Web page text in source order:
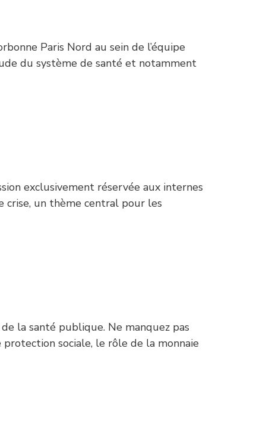
Paris Nord au sein de l’équipe
du système de santé et notamment
exclusivement réservée aux internes
crise, un thème central pour les
la santé publique. Ne manquez pas
sociale, le rôle de la monnaie